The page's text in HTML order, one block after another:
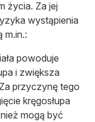
życia. Za jej
wystąpienia
m.in.:
powoduje
i zwiększa
przyczynę tego
kręgosłupa
mogą być